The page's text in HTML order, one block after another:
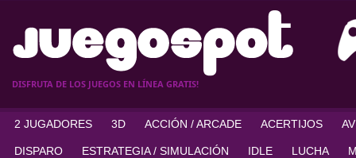
DISFRUTA DE LOS JUEGOS EN LÍNEA GRATIS!
2 JUGADORES 3D ACCIÓN / ARCADE ACERTIJOS
DISPARO ESTRATEGIA / SIMULACIÓN IDLE LUCHA